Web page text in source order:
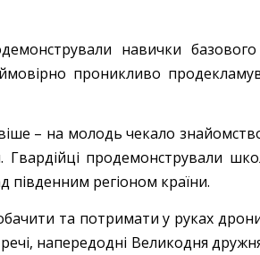
навички
проникливо
– на молодь чекало
Гвардійці продемонстрували
південним регіоном країни.
та потримати у руках
напередодні Великодня